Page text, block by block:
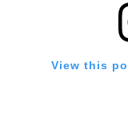
View this